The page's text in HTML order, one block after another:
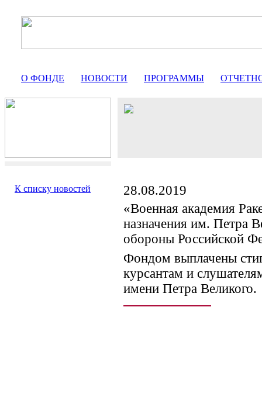
О ФОНДЕ НОВОСТИ ПРОГРАММЫ
К списку новостей
28.08.2019
«Военная академия
назначения им. Петра
обороны Российской
Фондом выплачены
курсантам и
имени Петра Великого.